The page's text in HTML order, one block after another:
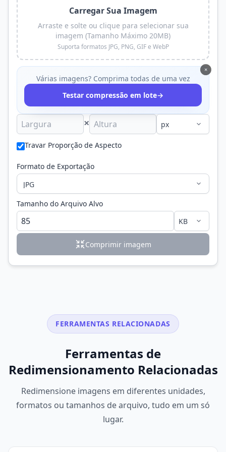
Carregar Sua Imagem
Arraste e solte ou clique para selecionar sua
imagem (Tamanho Máximo 20MB)
Suporta formatos JPG, PNG, GIF e WebP
×
Várias imagens? Comprima todas de uma vez
Testar compressão em lote→
×
Travar Proporção de Aspecto
Formato de Exportação
Tamanho do Arquivo Alvo
Comprimir imagem
FERRAMENTAS RELACIONADAS
Ferramentas de
Redimensionamento Relacionadas
Redimensione imagens em diferentes unidades,
formatos ou tamanhos de arquivo, tudo em um só
lugar.